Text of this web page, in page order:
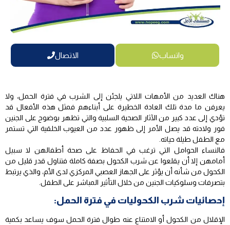
واتساب الاتصال
هناك العديد من الأمهات اللاتي يلجئن إلى الشرب في فترة الحمل، ولا
يعرفن ما مدة تلك العادة الخطيرة على أبناءهم فمثل هذه الأفعال قد
تؤدي إلى عدد كبير من الآثار الصحية السلبية والتي تظهر بوضوح على الجنين
فور ولادته قد يصل الأمر إلى ظهور عدد من العيوب الخلقية التي تستمر
مع الطفل طيلة حياته.
فالنساء الحوامل التي ترغب في الحفاظ على صحة أطفالهن لا سبيل
أمامهن إلا أن يقلعوا عن شرب الكحول بصفة كاملة فتناول قدر قليل من
الكحول من شأنه أن يؤثر على الجهاز العصبي المركزي لدى الأم، والذي يرتبط
بتصرفات وسلوكيات الجنين من خلال التأثير المباشر على الطفل.
إحصائيات شرب الكحوليات في فترة الحمل:
الإقلال من الكحول أو الامتناع عنه طوال فترة الحمل سوف يساعد بكمية